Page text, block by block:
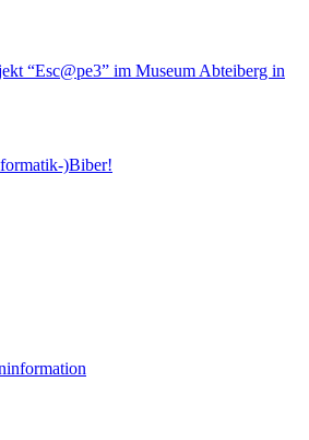
“Esc@pe3” im Museum Abteiberg in
)Biber!